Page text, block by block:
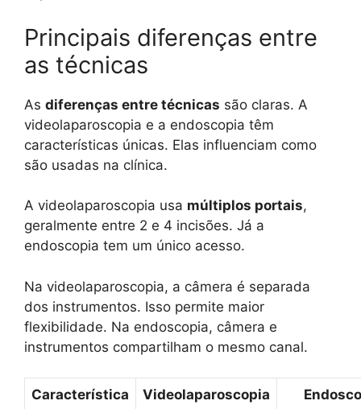
Principais diferenças entre
as técnicas
As diferenças entre técnicas são claras. A
videolaparoscopia e a endoscopia têm
características únicas. Elas influenciam como
são usadas na clínica.
A videolaparoscopia usa múltiplos portais,
geralmente entre 2 e 4 incisões. Já a
endoscopia tem um único acesso.
Na videolaparoscopia, a câmera é separada
dos instrumentos. Isso permite maior
flexibilidade. Na endoscopia, câmera e
instrumentos compartilham o mesmo canal.
Característica Videolaparoscopia